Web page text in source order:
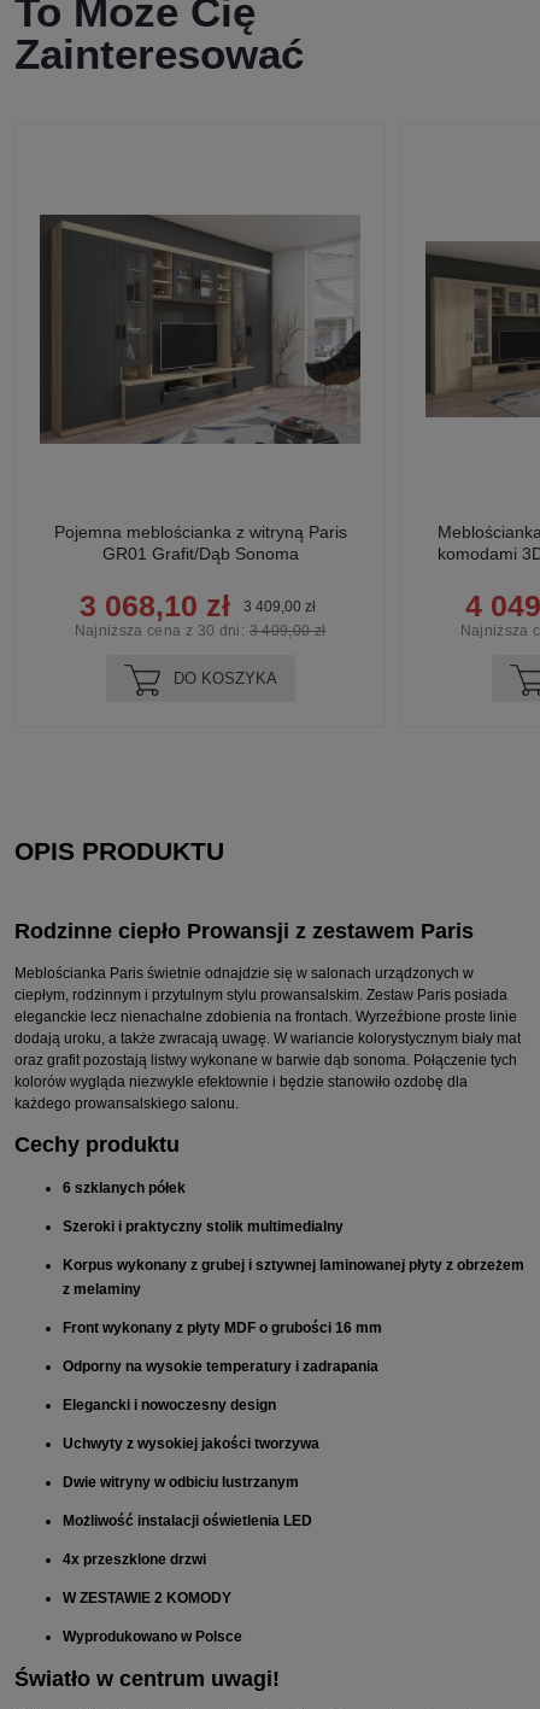
To Może Cię
Zainteresować
Pojemna meblościanka z witryną Paris
GR01 Grafit/Dąb Sonoma
3 409,00 zł
3 068,10 zł
Najniższa cena z 30 dni:3 409,00 zł
DO KOSZYKA
komodami
4
Najniższa
OPIS PRODUKTU
Rodzinne ciepło Prowansji z zestawem Paris
Meblościanka Paris świetnie odnajdzie się w salonach urządzonych w
ciepłym, rodzinnym i przytulnym stylu prowansalskim. Zestaw Paris posiada
eleganckie lecz nienachalne zdobienia na frontach. Wyrzeźbione proste linie
dodają uroku, a także zwracają uwagę. W wariancie kolorystycznym biały mat
oraz grafit pozostają listwy wykonane w barwie dąb sonoma. Połączenie tych
kolorów wygląda niezwykle efektownie i będzie stanowiło ozdobę dla
każdego prowansalskiego salonu.
Cechy produktu
6 szklanych półek
Szeroki i praktyczny stolik multimedialny
Korpus wykonany z grubej i sztywnej laminowanej płyty z obrzeżem
z melaminy
Front wykonany z płyty MDF o grubości 16 mm
Odporny na wysokie temperatury i zadrapania
Elegancki i nowoczesny design
Uchwyty z wysokiej jakości tworzywa
Dwie witryny w odbiciu lustrzanym
Możliwość instalacji oświetlenia LED
4x przeszklone drzwi
W ZESTAWIE 2 KOMODY
Wyprodukowano w Polsce
Światło w centrum uwagi!